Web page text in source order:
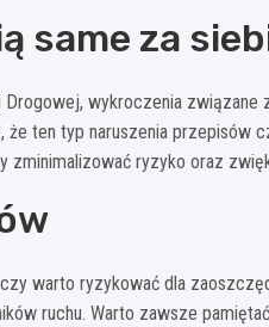
same za
wykroczenia
ten typ naruszenia przepisów
zminimalizować ryzyko oraz
warto ryzykować dla
ruchu. Warto zawsze